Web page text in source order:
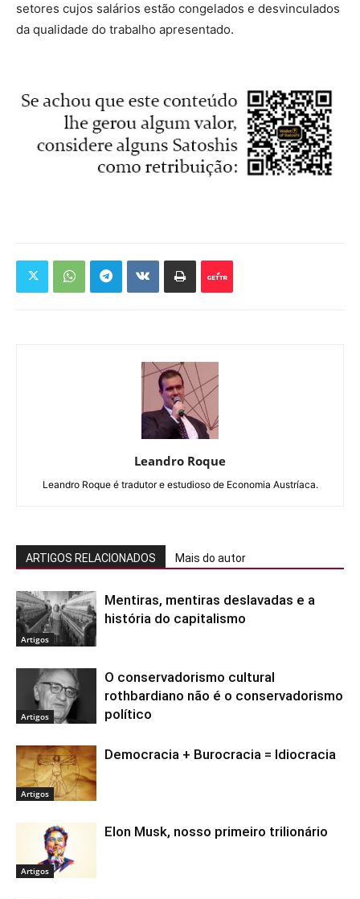
setores cujos salários estão congelados e desvinculados
da qualidade do trabalho apresentado.
Leandro Roque
Leandro Roque é tradutor e estudioso de Economia Austríaca.
ARTIGOS RELACIONADOS Mais do autor
Artigos
Mentiras, mentiras deslavadas e a
história do capitalismo
Artigos
O conservadorismo cultural
rothbardiano não é o conservadorismo
político
Artigos
Democracia + Burocracia = Idiocracia
Artigos
Elon Musk, nosso primeiro trilionário